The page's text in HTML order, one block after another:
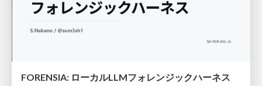
FORENSIA: ローカルLLMフォレンジックハーネス